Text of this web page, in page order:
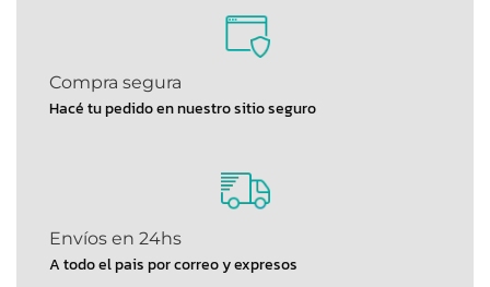
Compra segura
Hacé tu pedido en nuestro sitio seguro
Envíos en 24hs
A todo el pais por correo y expresos